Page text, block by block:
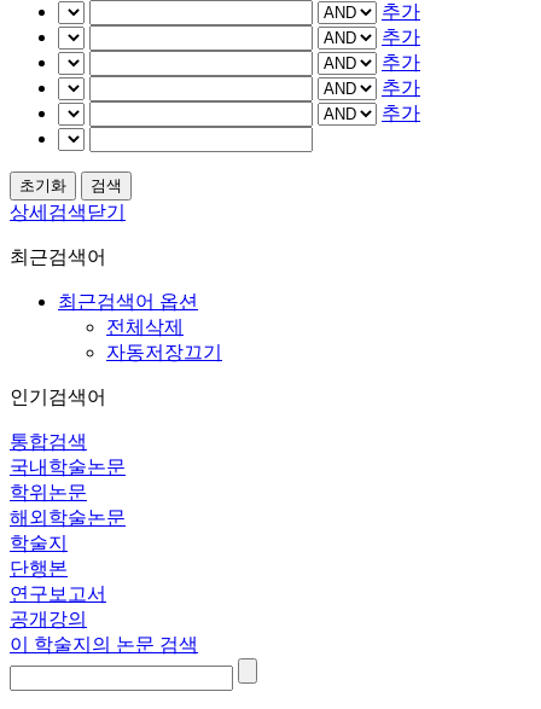
추가
추가
추가
추가
추가
상세검색닫기
최근검색어
최근검색어 옵션
전체삭제
자동저장끄기
인기검색어
통합검색
국내학술논문
학위논문
해외학술논문
학술지
단행본
연구보고서
공개강의
이 학술지의 논문 검색